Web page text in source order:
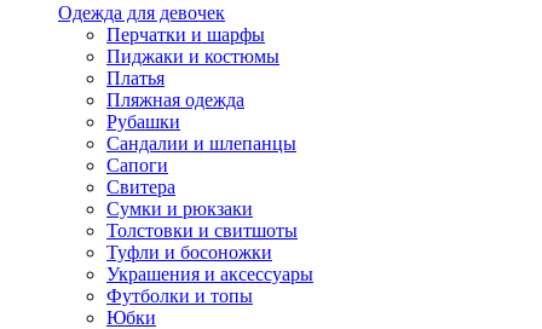
Одежда для девочек
Перчатки и шарфы
Пиджаки и костюмы
Платья
Пляжная одежда
Рубашки
Сандалии и шлепанцы
Сапоги
Свитера
Сумки и рюкзаки
Толстовки и свитшоты
Туфли и босоножки
Украшения и аксессуары
Футболки и топы
Юбки